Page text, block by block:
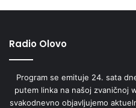
Radio Olovo
Program se emituje 24. sata
putem linka na našoj zvaničnoj
svakodnevno objavljujemo